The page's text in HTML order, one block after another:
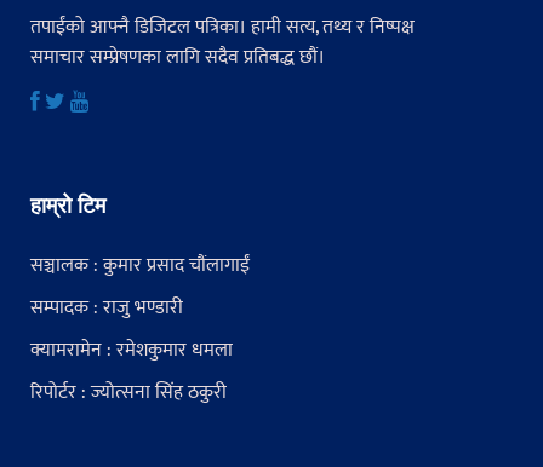
तपाईंको आफ्नै डिजिटल पत्रिका। हामी सत्य, तथ्य र निष्पक्ष
समाचार सम्प्रेषणका लागि सदैव प्रतिबद्ध छौं।
हाम्रो टिम
सञ्चालक : कुमार प्रसाद चौंलागाईं
सम्पादक : राजु भण्डारी
क्यामरामेन : रमेशकुमार धमला
रिपोर्टर : ज्योत्सना सिंह ठकुरी